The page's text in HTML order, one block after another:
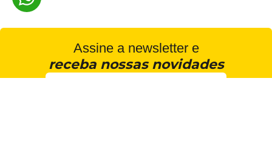
Assine a newsletter e
receba nossas novidades